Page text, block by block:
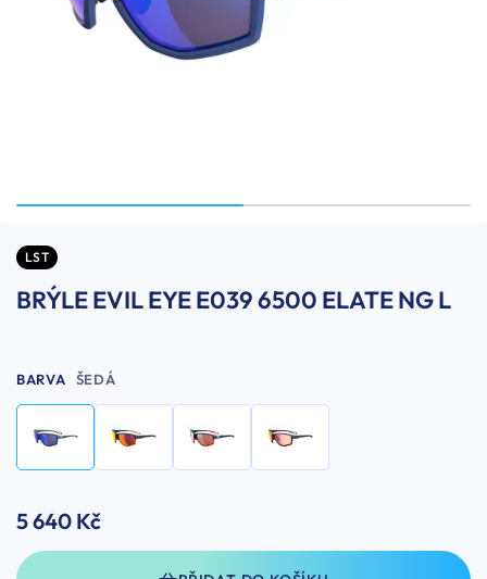
LST
BRÝLE EVIL EYE E039 6500 ELATE NG L
BARVA ŠEDÁ
5 640 Kč